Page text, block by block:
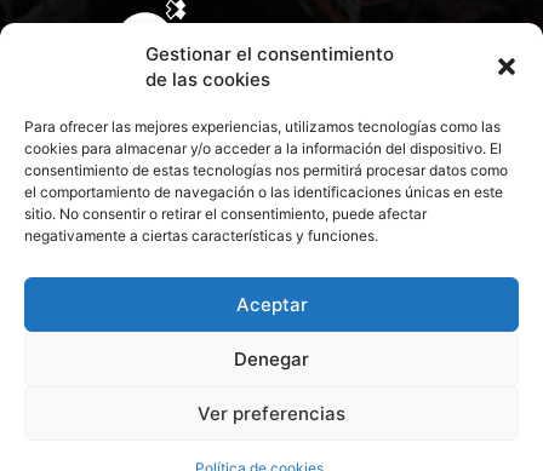
Gestionar el consentimiento
de las cookies
Para ofrecer las mejores experiencias, utilizamos tecnologías como las
cookies para almacenar y/o acceder a la información del dispositivo. El
consentimiento de estas tecnologías nos permitirá procesar datos como
el comportamiento de navegación o las identificaciones únicas en este
sitio. No consentir o retirar el consentimiento, puede afectar
negativamente a ciertas características y funciones.
Aceptar
Denegar
Ver preferencias
CONTACTA CON NOSOTROS